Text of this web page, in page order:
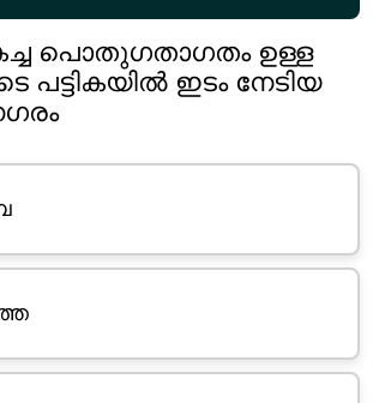
പൊതുഗതാഗതം ഉള്ള
പട്ടികയിൽ ഇടം നേടിയ